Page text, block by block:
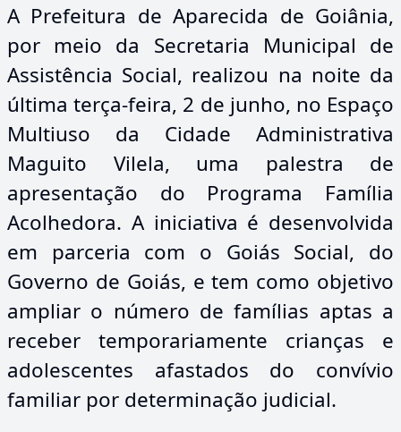
A Prefeitura de Aparecida de Goiânia,
por meio da Secretaria Municipal de
Assistência Social, realizou na noite da
última terça-feira, 2 de junho, no Espaço
Multiuso da Cidade Administrativa
Maguito Vilela, uma palestra de
apresentação do Programa Família
Acolhedora. A iniciativa é desenvolvida
em parceria com o Goiás Social, do
Governo de Goiás, e tem como objetivo
ampliar o número de famílias aptas a
receber temporariamente crianças e
adolescentes afastados do convívio
familiar por determinação judicial.